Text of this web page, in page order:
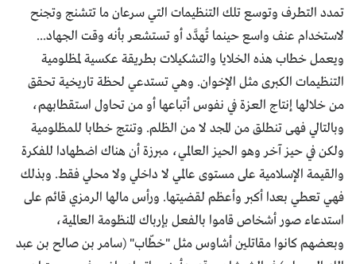
تمدد التطرف وتوسع تلك التنظيمات التي سرعان ما تتشنج وتجنح
لاستخدام عنف واسع حينما تُهدَّد أو تستشعر بأنه وقت الجهاد...
ويعمل خطاب هذه الخلايا والتشكيلات بطريقة عكسية لمظلومية
التنظيمات الكبرى مثل الإخوان. وهي تستدعي لحظة تاريخية تحقق
من خلالها إنتاج العزة في نفوس أتباعها أو من تحاول استقطابهم،
وبالتالي فهى تنطلق من المجد لا من الظلم. وتنتج خطابا للمظلومية
ولكن في حيز آخر وهو الحيز العالمي، مبرزة أن هناك اضطهادا للفكرة
والقيمة الإسلامية على مستوى عالمي لا داخلي ولا محلي فقط. وبذلك
فهي تعطي بعدا أكبر وأعظم لقضيتها. ورأس مالها الرمزي قائم على
استدعاء صور أشخاص قاموا بالفعل بإرباك المنظومة العالمية،
وبعضهم كانوا مقاتلين أشاوس مثل "خطّاب" (سامر بن صالح بن عبد